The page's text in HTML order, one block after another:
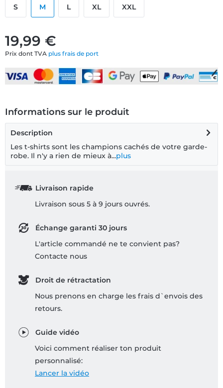
19,99 €
Prix dont TVA plus frais de port
S M L XL XXL
Informations sur le produit
Description
Les t-shirts sont les champions cachés de votre garde-
robe. Il n'y a rien de mieux à...plus
Livraison rapide
Livraison sous 5 à 9 jours ouvrés.
Échange garanti 30 jours
L'article commandé ne te convient pas?
Contacte nous
Droit de rétractation
Nous prenons en charge les frais d`envois des
retours.
Guide vidéo
Voici comment réaliser ton produit
personnalisé:
Lancer la vidéo